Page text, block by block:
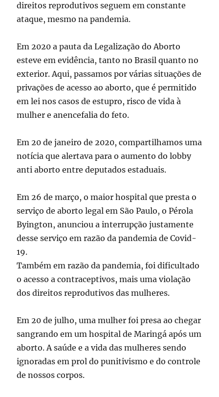
direitos reprodutivos seguem em constante
ataque, mesmo na pandemia.
Em 2020 a pauta da Legalização do Aborto
esteve em evidência, tanto no Brasil quanto no
exterior. Aqui, passamos por várias situações de
privações de acesso ao aborto, que é permitido
em lei nos casos de estupro, risco de vida à
mulher e anencefalia do feto.
Em 20 de janeiro de 2020, compartilhamos uma
notícia que alertava para o aumento do lobby
anti aborto entre deputados estaduais.
Em 26 de março, o maior hospital que presta o
serviço de aborto legal em São Paulo, o Pérola
Byington, anunciou a interrupção justamente
desse serviço em razão da pandemia de Covid-
19.
Também em razão da pandemia, foi dificultado
o acesso a contraceptivos, mais uma violação
dos direitos reprodutivos das mulheres.
Em 20 de julho, uma mulher foi presa ao chegar
sangrando em um hospital de Maringá após um
aborto. A saúde e a vida das mulheres sendo
ignoradas em prol do punitivismo e do controle
de nossos corpos.